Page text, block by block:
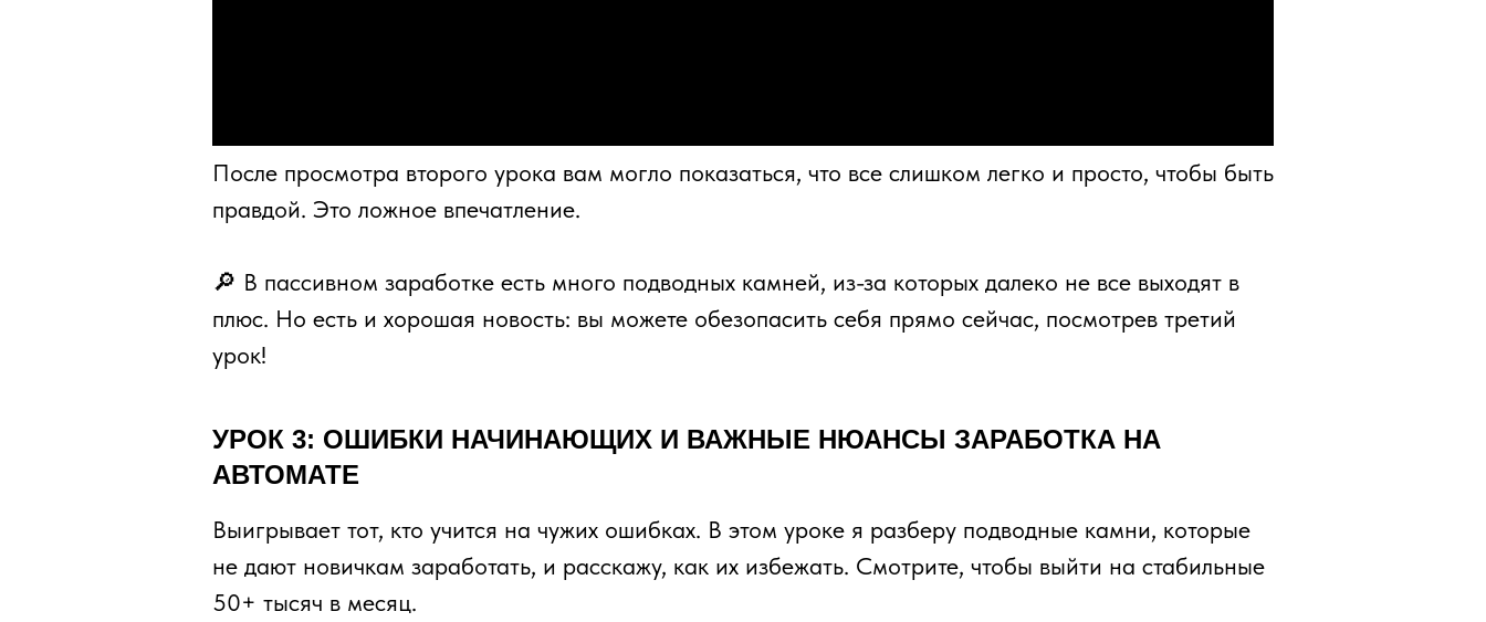
После просмотра второго урока вам могло показаться, что все слишком легко и просто, чтобы быть
правдой. Это ложное впечатление.
🔎 В пассивном заработке есть много подводных камней, из-за которых далеко не все выходят в
плюс. Но есть и хорошая новость: вы можете обезопасить себя прямо сейчас, посмотрев третий
урок!
УРОК 3: ОШИБКИ НАЧИНАЮЩИХ И ВАЖНЫЕ НЮАНСЫ ЗАРАБОТКА НА
АВТОМАТЕ
Выигрывает тот, кто учится на чужих ошибках. В этом уроке я разберу подводные камни, которые
не дают новичкам заработать, и расскажу, как их избежать. Смотрите, чтобы выйти на стабильные
50+ тысяч в месяц.